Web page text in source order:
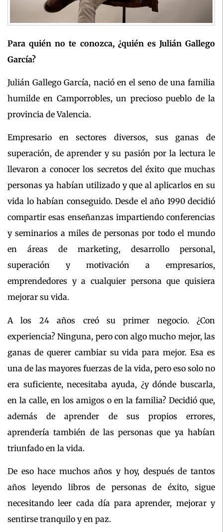
Para quién no te conozca, ¿quién es Julián Gallego
García?
Julián Gallego García, nació en el seno de una familia
humilde en Camporrobles, un precioso pueblo de la
provincia de Valencia.
Empresario en sectores diversos, sus ganas de
superación, de aprender y su pasión por la lectura le
llevaron a conocer los secretos del éxito que muchas
personas ya habían utilizado y que al aplicarlos en su
vida lo habían conseguido. Desde el año 1990 decidió
compartir esas enseñanzas impartiendo conferencias
y seminarios a miles de personas por todo el mundo
en áreas de marketing, desarrollo personal,
superación y motivación a empresarios,
emprendedores y a cualquier persona que quisiera
mejorar su vida.
A los 24 años creó su primer negocio. ¿Con
experiencia? Ninguna, pero con algo mucho mejor, las
ganas de querer cambiar su vida para mejor. Esa es
una de las mayores fuerzas de la vida, pero eso solo no
era suficiente, necesitaba ayuda, ¿y dónde buscarla,
en la calle, en los amigos o en la familia? Decidió que,
además de aprender de sus propios errores,
aprendería también de las personas que ya habían
triunfado en la vida.
De eso hace muchos años y hoy, después de tantos
años leyendo libros de personas de éxito, sigue
necesitando leer cada día para aprender, mejorar y
sentirse tranquilo y en paz.